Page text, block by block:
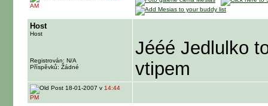
AM
Host
Host
Registrován: N/A
Příspěvků: Žádné
Jééé Jedlulko
vtipem
18-01-2007 v 14:44
PM